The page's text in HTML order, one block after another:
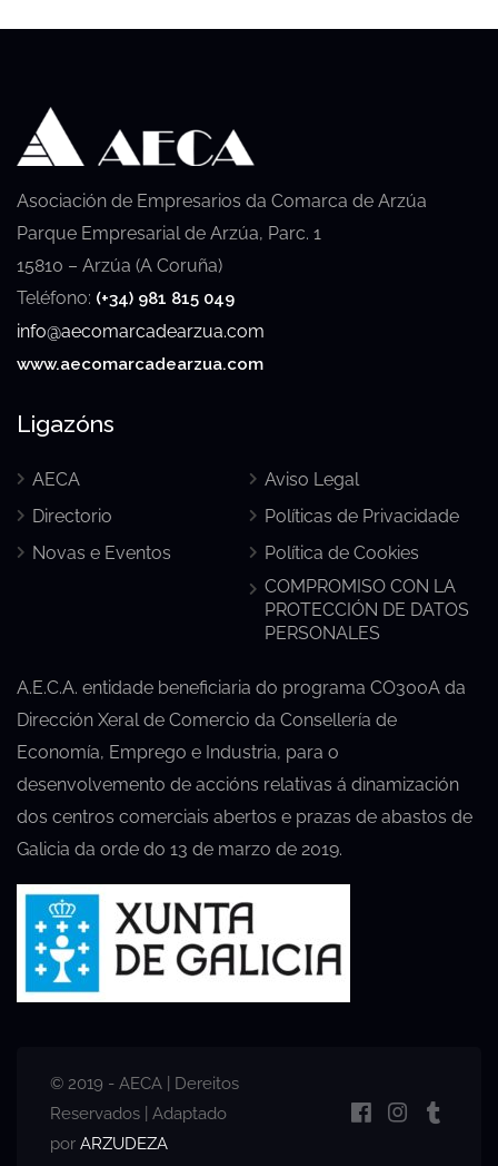
Asociación de Empresarios da Comarca de Arzúa
Parque Empresarial de Arzúa, Parc. 1
15810 – Arzúa (A Coruña)
Teléfono: (+34) 981 815 049
info@aecomarcadearzua.com
www.aecomarcadearzua.com
Ligazóns
AECA
Directorio
Novas e Eventos
Aviso Legal
Políticas de Privacidade
Política de Cookies
COMPROMISO CON LA
PROTECCIÓN DE DATOS
PERSONALES
A.E.C.A. entidade beneficiaria do programa CO300A da
Dirección Xeral de Comercio da Consellería de
Economía, Emprego e Industria, para o
desenvolvemento de accións relativas á dinamización
dos centros comerciais abertos e prazas de abastos de
Galicia da orde do 13 de marzo de 2019.
© 2019 - AECA | Dereitos
Reservados | Adaptado
por ARZUDEZA